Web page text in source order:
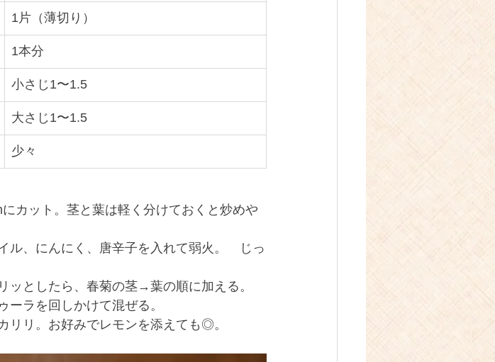
1片（薄切り）
1本分
小さじ1〜1.5
大さじ1〜1.5
少々
カット。茎と葉は軽く分けておくと炒めや
ル、にんにく、唐辛子を入れて弱火。 じっ
ッとしたら、春菊の茎→葉の順に加える。
ラを回しかけて混ぜる。
リリ。お好みでレモンを添えても◎。